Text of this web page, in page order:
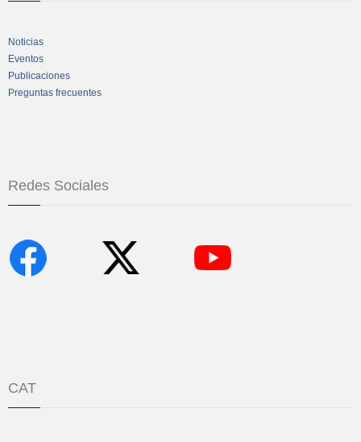
Noticias
Eventos
Publicaciones
Preguntas frecuentes
Redes Sociales
CAT